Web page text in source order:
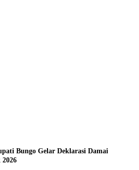
Bungo Gelar Deklarasi Damai